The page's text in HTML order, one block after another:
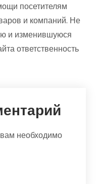
посетителям
и компаний. Не
и изменившуюся
ответственность
необходимо